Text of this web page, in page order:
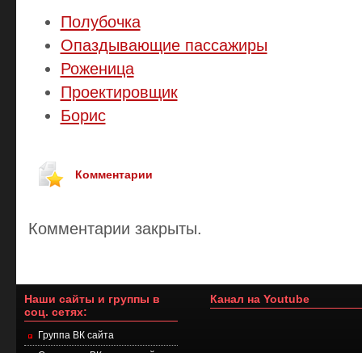
Полубочка
Опаздывающие пассажиры
Роженица
Проектировщик
Борис
Комментарии
Комментарии закрыты.
Наши сайты и группы в
соц. сетях:
Группа ВК сайта
Канал на Youtube